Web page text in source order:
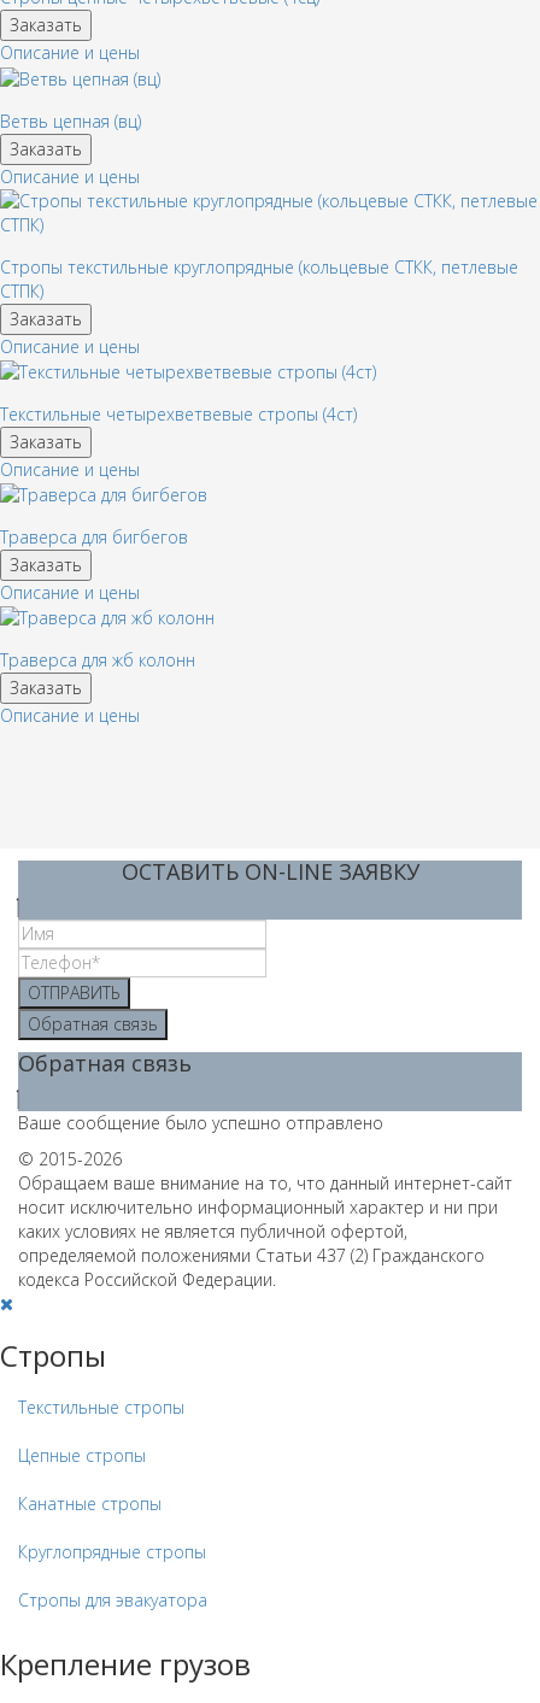
Заказать
Описание и цены
Ветвь цепная (вц)
Заказать
Описание и цены
Стропы текстильные круглопрядные (кольцевые СТКК, петлевые
СТПК)
Заказать
Описание и цены
Текстильные четырехветвевые стропы (4ст)
Заказать
Описание и цены
Траверса для бигбегов
Заказать
Описание и цены
Траверса для жб колонн
Заказать
Описание и цены
ОСТАВИТЬ ON-LINE ЗАЯВКУ
ОТПРАВИТЬ
Обратная связь
Обратная связь
Ваше сообщение было успешно отправлено
© 2015-2026
Обращаем ваше внимание на то, что данный интернет-сайт
носит исключительно информационный характер и ни при
каких условиях не является публичной офертой,
определяемой положениями Статьи 437 (2) Гражданского
кодекса Российской Федерации.
Стропы
Текстильные стропы
Цепные стропы
Канатные стропы
Круглопрядные стропы
Стропы для эвакуатора
Крепление грузов